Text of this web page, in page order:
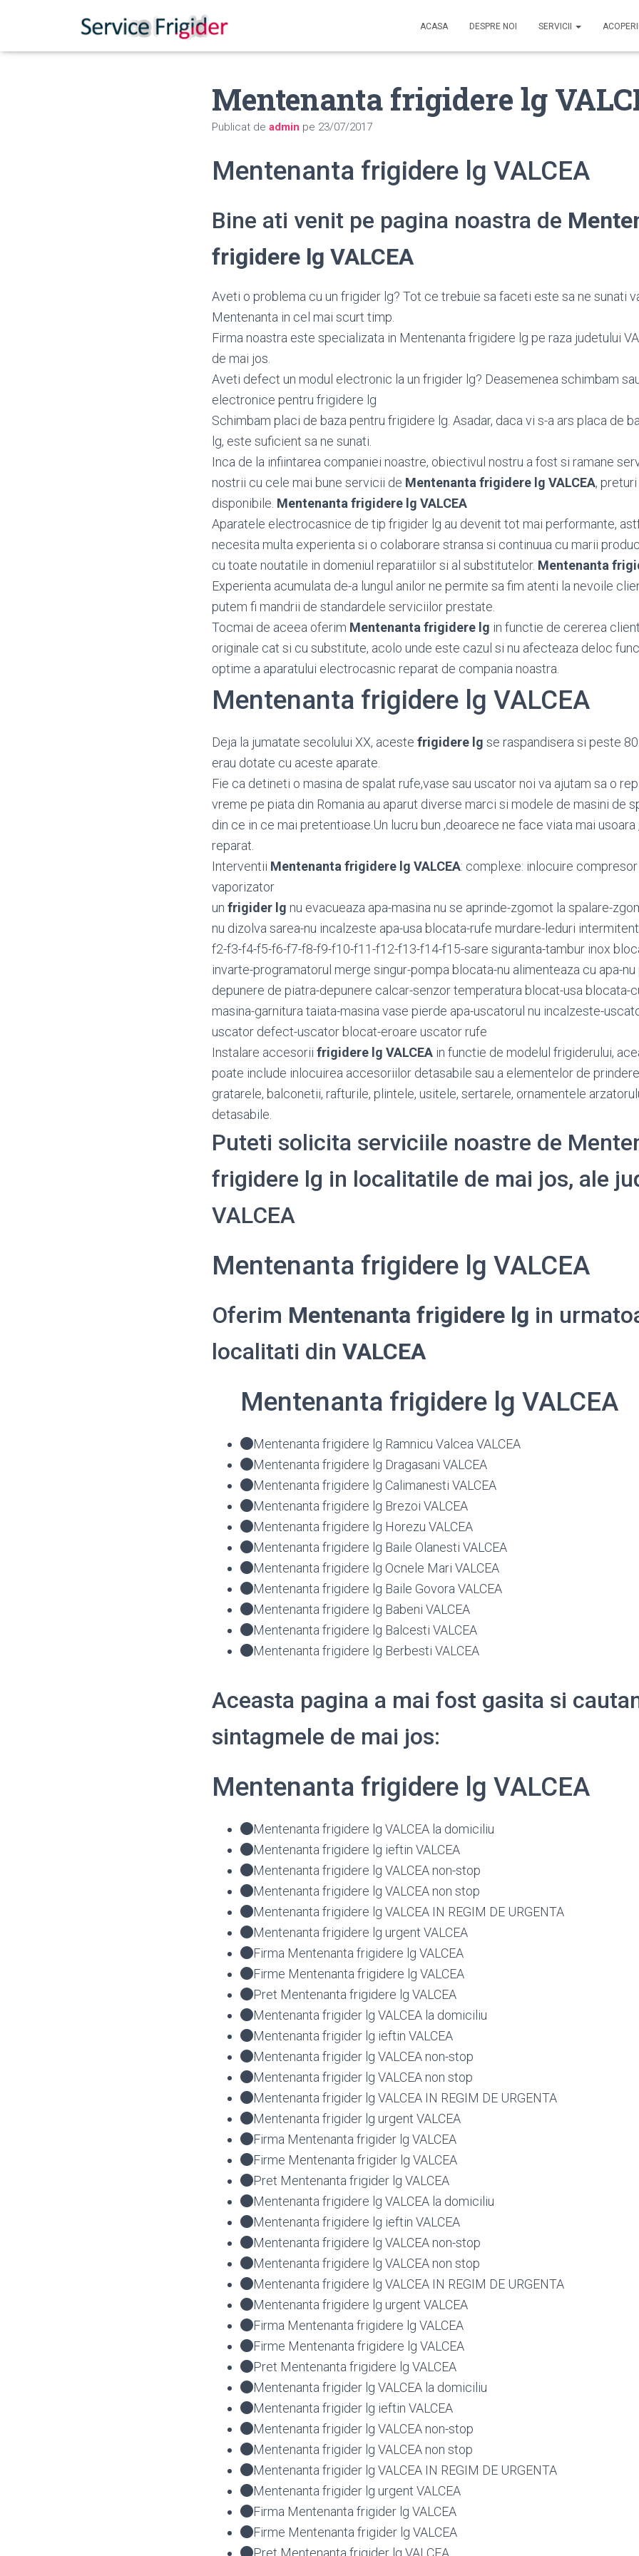
ACASA DESPRE NOI SERVICII
Mentenanta frigidere lg
Publicat de admin pe 23/07/2017
Mentenanta frigidere lg VALCEA
Bine ati venit pe pagina noastra de
frigidere lg VALCEA
Aveti o problema cu un frigider lg? Tot ce trebuie sa faceti este sa ne sunati
Mentenanta in cel mai scurt timp.
Firma noastra este specializata in Mentenanta frigidere lg pe raza judetului
de mai jos.
Aveti defect un modul electronic la un frigider lg? Deasemenea schimbam
electronice pentru frigidere lg
Schimbam placi de baza pentru frigidere lg. Asadar, daca vi s-a ars placa de
lg, este suficient sa ne sunati.
Inca de la infiintarea companiei noastre, obiectivul nostru a fost si ramane
nostrii cu cele mai bune servicii de Mentenanta frigidere lg VALCEA,
disponibile. Mentenanta frigidere lg VALCEA
Aparatele electrocasnice de tip frigider lg au devenit tot mai performante,
necesita multa experienta si o colaborare stransa si continuua cu marii
cu toate noutatile in domeniul reparatiilor si al substitutelor. Mentenanta
Experienta acumulata de-a lungul anilor ne permite sa fim atenti la nevoile
putem fi mandrii de standardele serviciilor prestate.
Tocmai de aceea oferim Mentenanta frigidere lg in functie de cererea
originale cat si cu substitute, acolo unde este cazul si nu afecteaza deloc
optime a aparatului electrocasnic reparat de compania noastra.
Mentenanta frigidere lg VALCEA
Deja la jumatate secolului XX, aceste frigidere lg se raspandisera si peste
erau dotate cu aceste aparate.
Fie ca detineti o masina de spalat rufe,vase sau uscator noi va ajutam sa o
vreme pe piata din Romania au aparut diverse marci si modele de masini de
din ce in ce mai pretentioase.Un lucru bun ,deoarece ne face viata mai usoara
reparat.
Interventii Mentenanta frigidere lg VALCEA: complexe: inlocuire
vaporizator
un frigider lg nu evacueaza apa-masina nu se aprinde-zgomot la spalare-
nu dizolva sarea-nu incalzeste apa-usa blocata-rufe murdare-leduri
f2-f3-f4-f5-f6-f7-f8-f9-f10-f11-f12-f13-f14-f15-sare siguranta-tambur inox
invarte-programatorul merge singur-pompa blocata-nu alimenteaza cu apa-nu
depunere de piatra-depunere calcar-senzor temperatura blocat-usa blocata-
masina-garnitura taiata-masina vase pierde apa-uscatorul nu incalzeste-
uscator defect-uscator blocat-eroare uscator rufe
Instalare accesorii frigidere lg VALCEA in functie de modelul frigiderului,
poate include inlocuirea accesoriilor detasabile sau a elementelor de
gratarele, balconetii, rafturile, plintele, usitele, sertarele, ornamentele
detasabile.
Puteti solicita serviciile noastre de
frigidere lg in localitatile de mai jos, ale
VALCEA
Mentenanta frigidere lg VALCEA
Oferim Mentenanta frigidere lg in
localitati din VALCEA
Mentenanta frigidere lg VALCEA
Mentenanta frigidere lg Ramnicu Valcea VALCEA
Mentenanta frigidere lg Dragasani VALCEA
Mentenanta frigidere lg Calimanesti VALCEA
Mentenanta frigidere lg Brezoi VALCEA
Mentenanta frigidere lg Horezu VALCEA
Mentenanta frigidere lg Baile Olanesti VALCEA
Mentenanta frigidere lg Ocnele Mari VALCEA
Mentenanta frigidere lg Baile Govora VALCEA
Mentenanta frigidere lg Babeni VALCEA
Mentenanta frigidere lg Balcesti VALCEA
Mentenanta frigidere lg Berbesti VALCEA
Aceasta pagina a mai fost gasita si
sintagmele de mai jos:
Mentenanta frigidere lg VALCEA
Mentenanta frigidere lg VALCEA la domiciliu
Mentenanta frigidere lg ieftin VALCEA
Mentenanta frigidere lg VALCEA non-stop
Mentenanta frigidere lg VALCEA non stop
Mentenanta frigidere lg VALCEA IN REGIM DE URGENTA
Mentenanta frigidere lg urgent VALCEA
Firma Mentenanta frigidere lg VALCEA
Firme Mentenanta frigidere lg VALCEA
Pret Mentenanta frigidere lg VALCEA
Mentenanta frigider lg VALCEA la domiciliu
Mentenanta frigider lg ieftin VALCEA
Mentenanta frigider lg VALCEA non-stop
Mentenanta frigider lg VALCEA non stop
Mentenanta frigider lg VALCEA IN REGIM DE URGENTA
Mentenanta frigider lg urgent VALCEA
Firma Mentenanta frigider lg VALCEA
Firme Mentenanta frigider lg VALCEA
Pret Mentenanta frigider lg VALCEA
Mentenanta frigidere lg VALCEA la domiciliu
Mentenanta frigidere lg ieftin VALCEA
Mentenanta frigidere lg VALCEA non-stop
Mentenanta frigidere lg VALCEA non stop
Mentenanta frigidere lg VALCEA IN REGIM DE URGENTA
Mentenanta frigidere lg urgent VALCEA
Firma Mentenanta frigidere lg VALCEA
Firme Mentenanta frigidere lg VALCEA
Pret Mentenanta frigidere lg VALCEA
Mentenanta frigider lg VALCEA la domiciliu
Mentenanta frigider lg ieftin VALCEA
Mentenanta frigider lg VALCEA non-stop
Mentenanta frigider lg VALCEA non stop
Mentenanta frigider lg VALCEA IN REGIM DE URGENTA
Mentenanta frigider lg urgent VALCEA
Firma Mentenanta frigider lg VALCEA
Firme Mentenanta frigider lg VALCEA
Pret Mentenanta frigider lg VALCEA